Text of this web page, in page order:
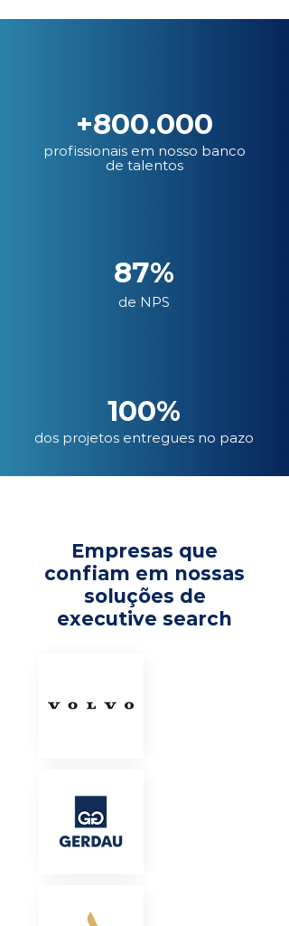
+800.000
profissionais em nosso banco
de talentos
87%
de NPS
100%
dos projetos entregues no pazo
Empresas que
confiam em nossas
soluções de
executive search